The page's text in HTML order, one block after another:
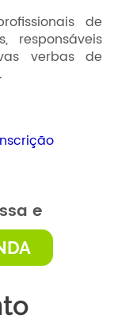
de
responsáveis
verbas de
e